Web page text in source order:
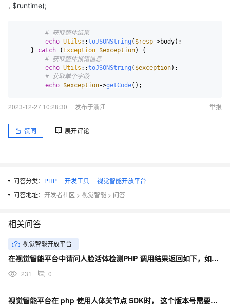
, $runtime);
# 获取整体结果
echo Utils ::toJSONString ( $resp->body);
    }
catch ( Exception $exception) {
# 获取整体报错信息
echo Utils ::toJSONString ( $exception);
# 获取单个字段
echo $exception->getCode
2023-12-27 10:28:30 发布于浙江 举报
赞同 展开评论
问答分类： PHP 开发工具
视觉智能开放平台
问答地址： 开发者社区 > 视觉智能 > 问答
相关问答
视觉智能开放平台
在视觉智能平台中请问人脸活体检测PHP 调用结果返回如下，如何排查问题？
231 0
视觉智能平台在 php 使用人体关节点 SDK时， 这个版本号需要怎么调整 ？